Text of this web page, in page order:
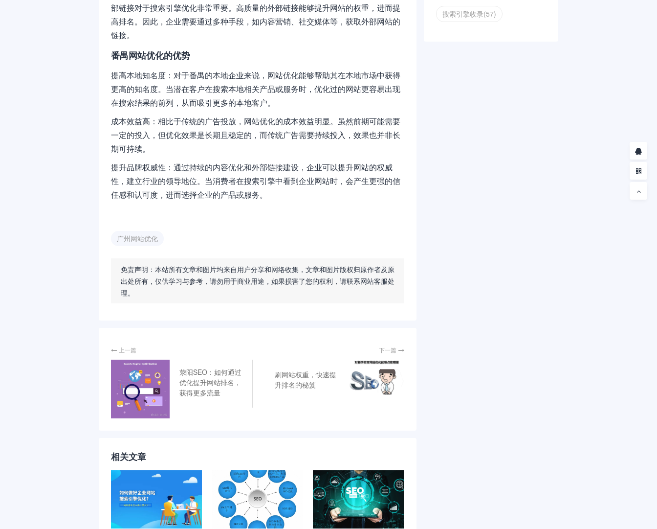
部链接对于搜索引擎优化非常重要。高质量的外部链接能够提升网站的权重，进而提
高排名。因此，企业需要通过多种手段，如内容营销、社交媒体等，获取外部网站的
链接。
番禺网站优化的优势
提高本地知名度：对于番禺的本地企业来说，网站优化能够帮助其在本地市场中获得
更高的知名度。当潜在客户在搜索本地相关产品或服务时，优化过的网站更容易出现
在搜索结果的前列，从而吸引更多的本地客户。
成本效益高：相比于传统的广告投放，网站优化的成本效益明显。虽然前期可能需要
一定的投入，但优化效果是长期且稳定的，而传统广告需要持续投入，效果也并非长
期可持续。
提升品牌权威性：通过持续的内容优化和外部链接建设，企业可以提升网站的权威
性，建立行业的领导地位。当消费者在搜索引擎中看到企业网站时，会产生更强的信
任感和认可度，进而选择企业的产品或服务。
广州网站优化
免责声明：本站所有文章和图片均来自用户分享和网络收集，文章和图片版权归原作者及原
出处所有，仅供学习与参考，请勿用于商业用途，如果损害了您的权利，请联系网站客服处
理。
上一篇
荥阳SEO：如何通过
优化提升网站排名，
获得更多流量
下一篇
刷网站权重，快速提
升排名的秘笈
相关文章
搜索引擎收录(57)